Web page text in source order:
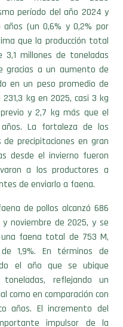
(un 0,6% y 0,2% por
que la producción total
millones de toneladas
gracias a un aumento de
en un peso promedio de
kg en 2025, casi 3 kg
y 2,7 kg más que el
La fortaleza de los
precipitaciones en gran
desde el invierno fueron
a los productores a
de enviarlo a faena.
de pollos alcanzó 686
noviembre de 2025, y se
faena total de 753 M,
1,9%. En términos de
el año que se ubique
reflejando un
como en comparación con
años. El incremento del
impulsor de la